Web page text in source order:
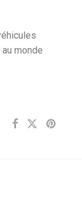
monde